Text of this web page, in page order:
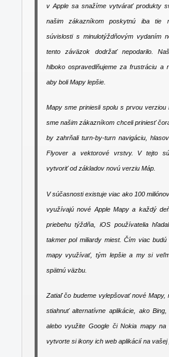
v Apple sa snažíme vytvárať produkty
našim zákazníkom poskytnú iba tie
súvislosti s minulotýždňovým vydaním
tento záväzok dodržať nepodarilo.
hlboko ospravedlňujeme za frustráciu a
aby boli Mapy lepšie.
Mapy sme priniesli spolu s prvou verziou
sme našim zákazníkom chceli priniesť
by zahrňali turn-by-turn navigáciu,
Flyover a vektorové vrstvy. V tejto
vytvoriť od základov novú verziu Máp.
V súčasnosti existuje viac ako 100
využívajú nové Apple Mapy a každý
priebehu týždňa, iOS používatelia
takmer pol miliardy miest. Čím viac
mapy využívať, tým lepšie a my si
spätnú väzbu.
Zatiaľ čo budeme vylepšovať nové Mapy,
stiahnuť alternatívne aplikácie, ako
alebo využite Google či Nokia mapy
vytvorte si ikony ich web aplikácií na vašej